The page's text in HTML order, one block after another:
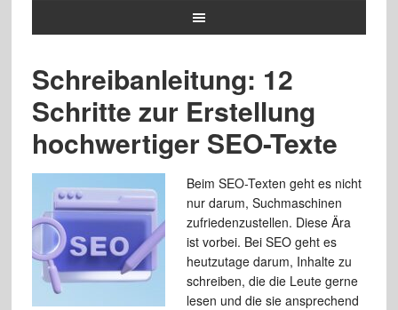
Schreibanleitung: 12
Schritte zur Erstellung
hochwertiger SEO-Texte
Beim SEO-Texten geht es nicht
nur darum, Suchmaschinen
zufriedenzustellen. Diese Ära
ist vorbei. Bei SEO geht es
heutzutage darum, Inhalte zu
schreiben, die die Leute gerne
lesen und die sie ansprechend